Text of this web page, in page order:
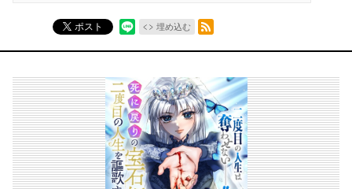
ポスト 埋め込む
RSSフィード